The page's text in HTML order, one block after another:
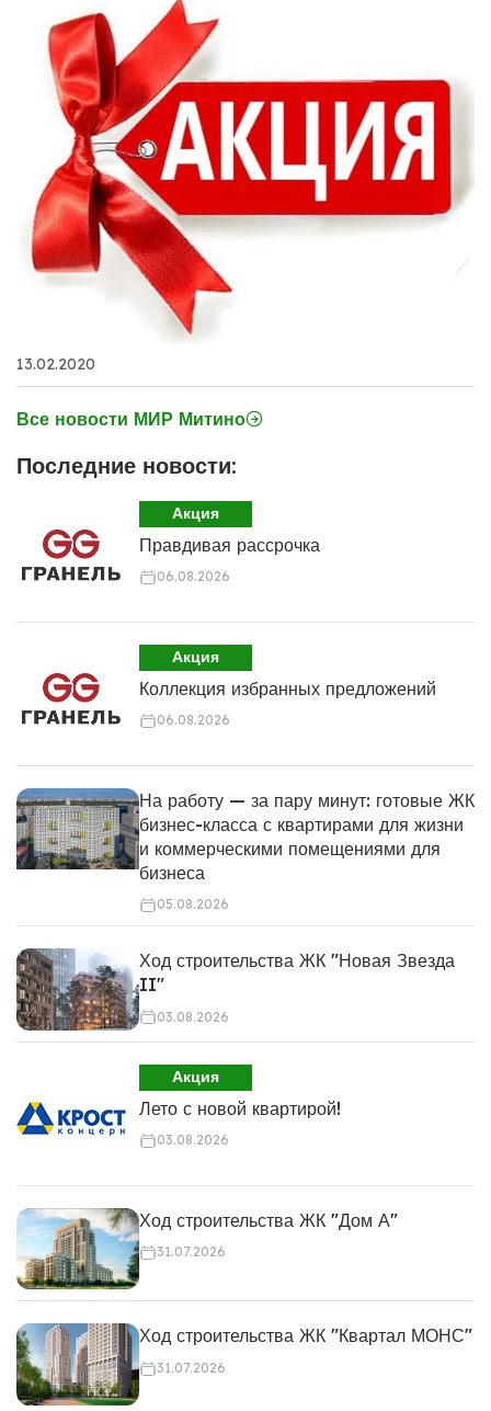
13.02.2020
Все новости МИР Митино
Последние новости:
Акция
Правдивая рассрочка
06.08.2026
Акция
Коллекция избранных предложений
06.08.2026
На работу — за пару минут: готовые ЖК
бизнес-класса с квартирами для жизни
и коммерческими помещениями для
бизнеса
05.08.2026
Ход строительства ЖК "Новая Звезда
II"
03.08.2026
Акция
Лето с новой квартирой!
03.08.2026
Ход строительства ЖК "Дом А"
31.07.2026
Ход строительства ЖК "Квартал МОНС"
31.07.2026